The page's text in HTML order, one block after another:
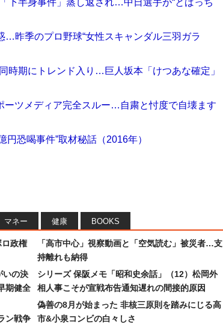
下半身事件」蒸し返され…中日選手が“とばっち
…昨季のプロ野球“女性スキャンダル三羽ガラ
時期にトレンド入り…巨人坂本「けつあな確定」
ーツメディア完全スルー…自粛と忖度で自壊ます
円恐喝事件”取材秘話（2016年）
マネー 健康 BOOKS
政権
いの決
期健全
ン戦争
「高市中心」視察動画と「空気読む」被災者…支
持離れも納得
シリーズ 保阪メモ「昭和史余話」（12）松岡外
相人事こそが宣戦布告通知遅れの間接的原因
偽善の8月が始まった 非核三原則を踏みにじる高
市&小泉コンビの白々しさ